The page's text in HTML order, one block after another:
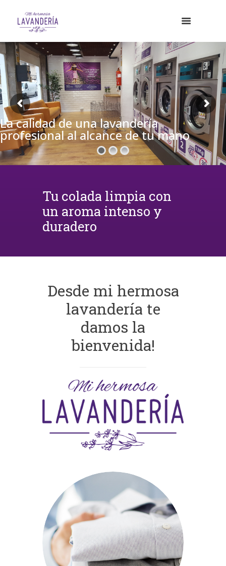
La calidad de una lavandería
profesional al alcance de tu mano
Tu colada limpia con
un aroma intenso y
duradero
Desde mi hermosa
lavandería te
damos la
bienvenida!